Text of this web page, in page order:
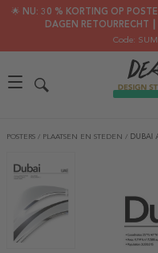
🌟 NU: 30 % KORTING OP
DAGEN RETOURRECHT
Code:
POSTERS / PLAATSEN EN STEDEN / DUBAI